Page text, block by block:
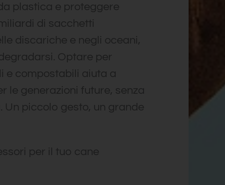
plastica e proteggere
di sacchetti
discariche e negli oceani,
Optare per
e compostabili aiuta a
le generazioni future, senza
piccolo gesto, un grande
per il tuo cane